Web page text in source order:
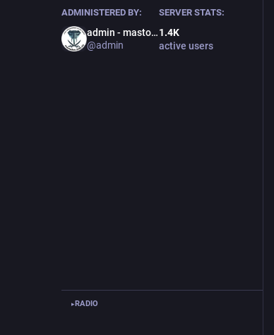
ADMINISTERED BY:
admin - mastodon.bida.im
@admin
SERVER STATS:
1.4K
active users
▸RADIO